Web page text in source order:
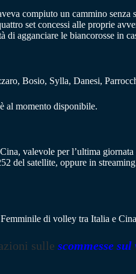
compiuto un cammino senza
set concessi alle proprie
di agganciare le biancorosse in
Bosio, Sylla, Danesi,
al momento disponibile.
valevole per l’ultima
del satellite, oppure in
di volley tra Italia e
sulle scommesse